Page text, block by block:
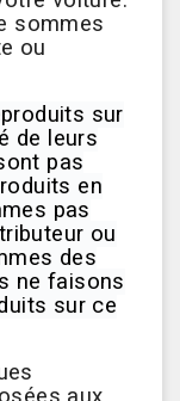
sommes
ou
sur
de leurs
pas
en
pas
ou
des
ne faisons
sur ce